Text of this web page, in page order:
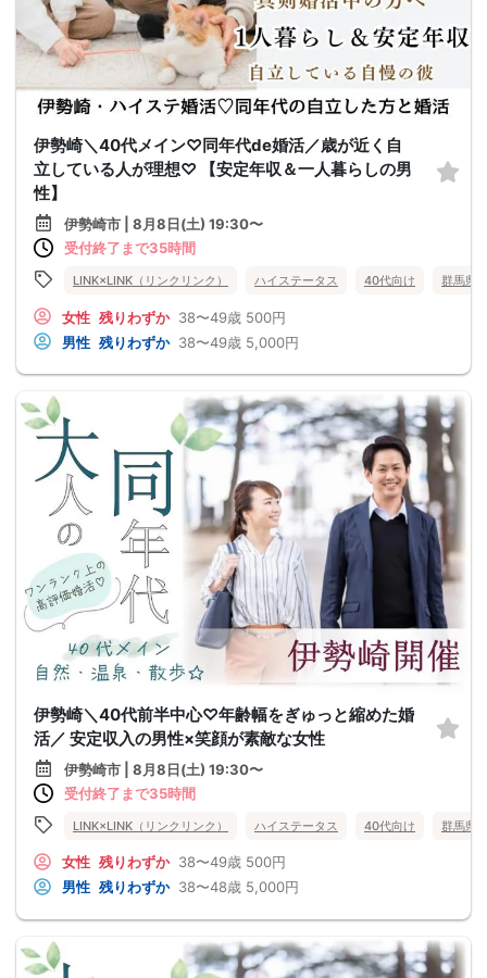
伊勢崎＼40代メイン♡同年代de婚活／歳が近く自
立している人が理想♡ 【安定年収＆一人暮らしの男
性】
伊勢崎市 | 8月8日(土) 19:30〜
受付終了まで35時間
LINK×LINK（リンクリンク） ハイステータス 40代向け 群馬県
女性 残りわずか 38〜49歳 500円
男性 残りわずか 38〜49歳 5,000円
伊勢崎＼40代前半中心♡年齢幅をぎゅっと縮めた婚
活／ 安定収入の男性×笑顔が素敵な女性
伊勢崎市 | 8月8日(土) 19:30〜
受付終了まで35時間
LINK×LINK（リンクリンク） ハイステータス 40代向け 群馬県
女性 残りわずか 38〜49歳 500円
男性 残りわずか 38〜48歳 5,000円